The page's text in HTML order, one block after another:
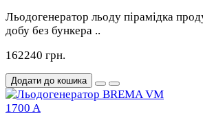
Льодогенератор льоду пірамідка
добу без бункера ..
162240 грн.
Додати до кошика